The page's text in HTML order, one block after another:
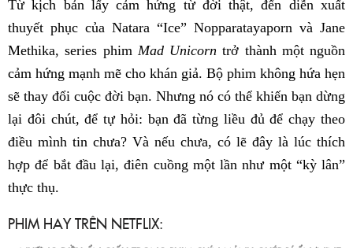
Từ kịch bản lấy cảm hứng từ đời thật, đến diễn xuất
thuyết phục của Natara “Ice” Nopparatayaporn và Jane
Methika, series phim Mad Unicorn trở thành một nguồn
cảm hứng mạnh mẽ cho khán giả. Bộ phim không hứa hẹn
sẽ thay đổi cuộc đời bạn. Nhưng nó có thể khiến bạn dừng
lại đôi chút, để tự hỏi: bạn đã từng liều đủ để chạy theo
điều mình tin chưa? Và nếu chưa, có lẽ đây là lúc thích
hợp để bắt đầu lại, điên cuồng một lần như một “kỳ lân”
thực thụ.
PHIM HAY TRÊN NETFLIX: